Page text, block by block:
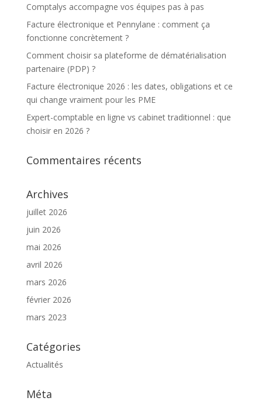
Comptalys accompagne vos équipes pas à pas
Facture électronique et Pennylane : comment ça
fonctionne concrètement ?
Comment choisir sa plateforme de dématérialisation
partenaire (PDP) ?
Facture électronique 2026 : les dates, obligations et ce
qui change vraiment pour les PME
Expert-comptable en ligne vs cabinet traditionnel : que
choisir en 2026 ?
Commentaires récents
Archives
juillet 2026
juin 2026
mai 2026
avril 2026
mars 2026
février 2026
mars 2023
Catégories
Actualités
Méta